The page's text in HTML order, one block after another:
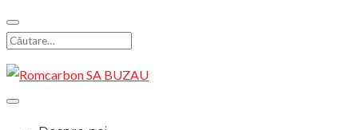
Skip
to
content
Search
for: